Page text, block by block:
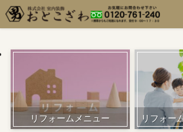
リフォームメニュー リフォー